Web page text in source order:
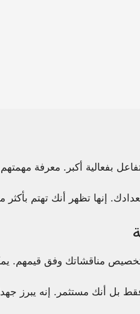
بفعالية أكبر. معرفة
إنها تظهر أنك تهتم بأكثر
مناقشاتك وفق قيمهم.
بل أنك مستثمر. إنه يبرز